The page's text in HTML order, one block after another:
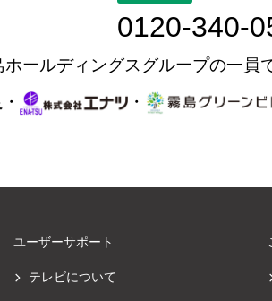
0120-340-
ホールディングスグループの一員
・
・
ユーザーサポート
テレビについて